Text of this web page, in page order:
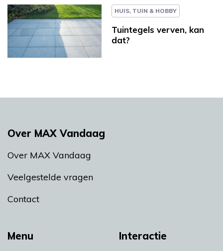
HUIS, TUIN & HOBBY
Tuintegels verven, kan
dat?
Menu Interactie
Over MAX Vandaag
Over MAX Vandaag
Veelgestelde vragen
Contact